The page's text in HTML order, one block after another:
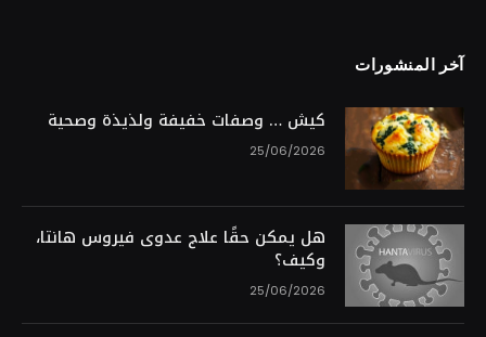
آخر المنشورات
كيش … وصفات خفيفة ولذيذة وصحية
25/06/2026
هل يمكن حقًا علاج عدوى فيروس هانتا،
وكيف؟
25/06/2026